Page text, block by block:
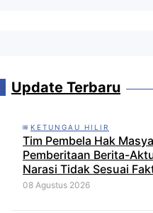
Update Terbaru
KETUNGAU HILIR
Tim Pembela Hak
Pemberitaan Berita-
Narasi Tidak Sesuai
Tempuh Jalur Dewan
08 Agustus 2026